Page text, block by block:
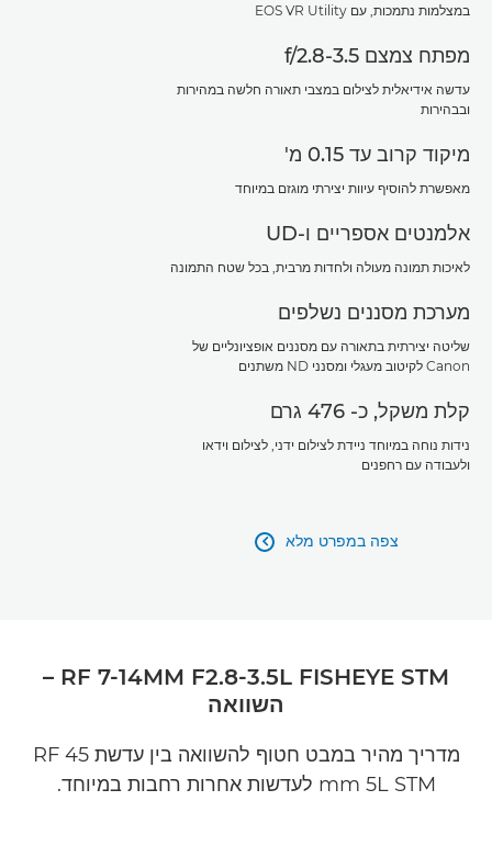
במצלמות נתמכות, עם EOS VR Utility
מפתח צמצם f/2.8-3.5
עדשה אידיאלית לצילום במצבי תאורה חלשה במהירות
ובבהירות
מיקוד קרוב עד 0.15 מ'
מאפשרת להוסיף עיוות יצירתי מוגזם במיוחד
אלמנטים אספריים ו-UD
לאיכות תמונה מעולה ולחדות מרבית, בכל שטח התמונה
מערכת מסננים נשלפים
שליטה יצירתית בתאורה עם מסננים אופציונליים של
Canon לקיטוב מעגלי ומסנני ND משתנים
קלת משקל, כ- 476 גרם
נידות נוחה במיוחד ניידת לצילום ידני, לצילום וידאו
ולעבודה עם רחפנים
צפה במפרט מלא 
RF 7-14MM F2.8-3.5L FISHEYE STM –
השוואה
מדריך מהיר במבט חטוף להשוואה בין עדשת RF 45
mm 5L STM לעדשות אחרות רחבות במיוחד.